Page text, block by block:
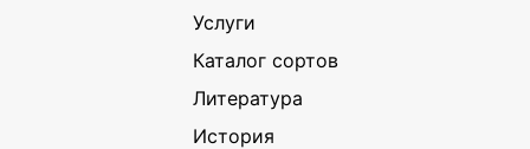
Услуги
Каталог сортов
Литература
История